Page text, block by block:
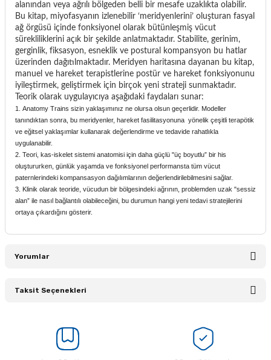
alanından veya ağrılı bölgeden belli bir mesafe uzaklıkta olabilir.
Bu kitap, miyofasyanın izlenebilir ‘meridyenlerini’ oluşturan fasyal
ağ örgüsü içinde fonksiyonel olarak bütünleşmiş vücut
sürekliliklerini açık bir şekilde anlatmaktadır. Stabilite, gerinim,
gerginlik, fiksasyon, esneklik ve postural kompansyon bu hatlar
üzerinden dağıtılmaktadır. Meridyen haritasına dayanan bu kitap,
manuel ve hareket terapistlerine postür ve hareket fonksiyonunu
iyileştirmek, geliştirmek için birçok yeni strateji sunmaktadır.
Teorik olarak uygulayıcıya aşağıdaki faydaları sunar:
Anatomy Trains sizin yaklaşımınız ne olursa olsun geçerlidir. Modeller
tanındıktan sonra, bu meridyenler, hareket fasilitasyonuna yönelik çeşitli terapötik
ve eğitsel yaklaşımlar kullanarak değerlendirme ve tedavide rahatlıkla
uygulanabilir.
Teori, kas-iskelet sistemi anatomisi için daha güçlü "üç boyutlu” bir his
oluştururken, günlük yaşamda ve fonksiyonel performansta tüm vücut
paternlerindeki kompansasyon dağılımlarının değerlendirilebilmesini sağlar.
Klinik olarak teoride, vücudun bir bölgesindeki ağrının, problemden uzak "sessiz
alan” ile nasıl bağlantılı olabileceğini, bu durumun hangi yeni tedavi stratejilerini
ortaya çıkardığını gösterir.
Yorumlar
Taksit Seçenekleri